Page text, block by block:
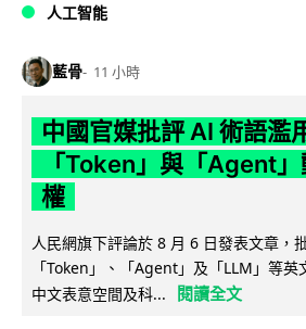
人工智能
藍骨 11 小時
中國官媒批評 AI 術語
「Token」與「Agent
權
人民網旗下評論於 8 月 6 日發表文章，
「Token」、「Agent」及「LLM」等
中文表意空間及科...
閱讀全文